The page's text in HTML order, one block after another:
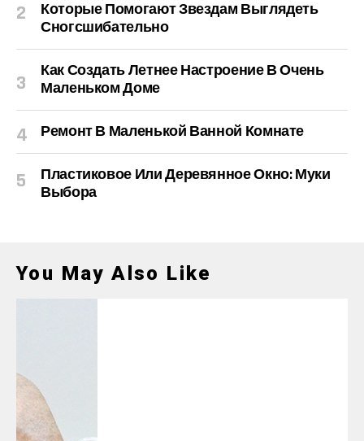
Которые Помогают Звездам Выглядеть
Сногсшибательно
Как Создать Летнее Настроение В Очень
Маленьком Доме
Ремонт В Маленькой Ванной Комнате
Пластиковое Или Деревянное Окно: Муки
Выбора
You May Also Like